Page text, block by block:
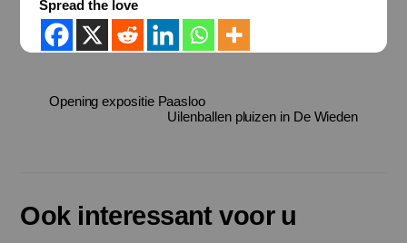
Spread the love
Opening expositie Paasloo
Uilenballen pluizen in De Wieden
Ook interessant voor u